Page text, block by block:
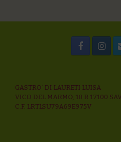
GASTRO’ DI LAURETI LUISA
VICO DEL MARMO, 10 R 17100
C.F. LRTLSU79A69E975V